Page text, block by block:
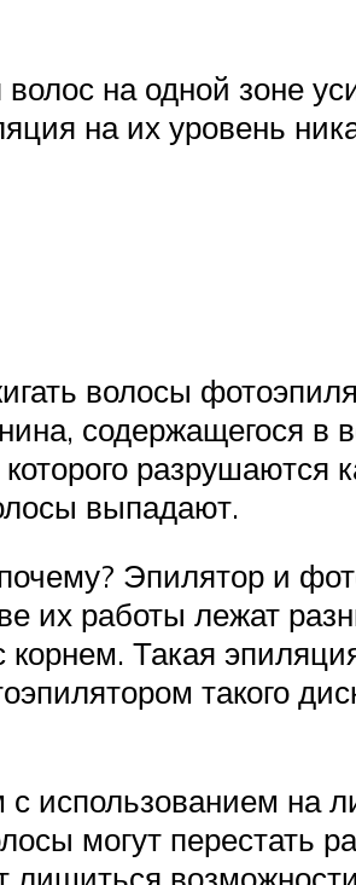
на одной зоне
на их уровень
волосы
содержащегося в
выпадают.
Эпилятор и
их работы лежат
Такая
такого
использованием на
могут перестать